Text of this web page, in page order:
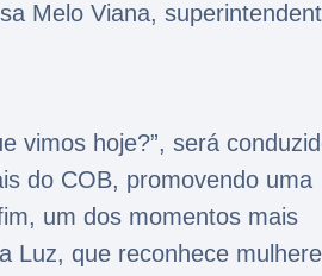
Melo Viana,
vimos hoje?”, será
do COB, promovendo uma
um dos momentos mais
Luz, que reconhece